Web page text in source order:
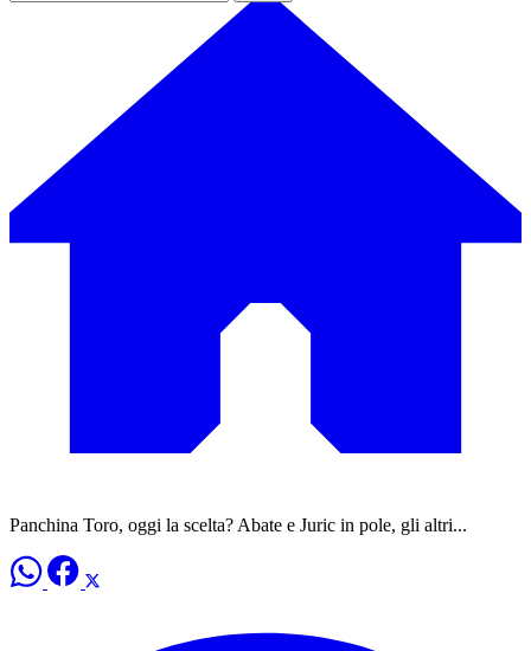
Panchina Toro, oggi la scelta? Abate e Juric in pole, gli altri...